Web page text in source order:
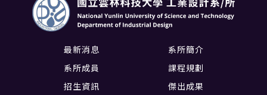
最新消息
系所簡介
系所成員
課程規劃
招生資訊
傑出成果